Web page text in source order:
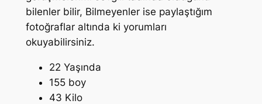
bilenler bilir, Bilmeyenler ise paylaştığım
fotoğraflar altında ki yorumları
okuyabilirsiniz.
22 Yaşında
155 boy
43 Kilo